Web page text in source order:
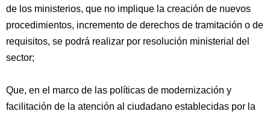
de los ministerios, que no implique la creación de nuevos
procedimientos, incremento de derechos de tramitación o de
requisitos, se podrá realizar por resolución ministerial del
sector;
Que, en el marco de las políticas de modernización y
facilitación de la atención al ciudadano establecidas por la